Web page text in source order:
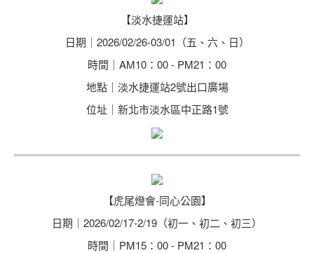
【淡水捷運站】
日期｜2026/02/26-03/01（五、六、日）
時間｜AM10：00 - PM21：00
地點｜淡水捷運站2號出口廣場
位址｜新北市淡水區中正路1號
【虎尾燈會-同心公園】
日期｜2026/02/17-2/19（初一、初二、初三）
時間｜PM15：00 - PM21：00